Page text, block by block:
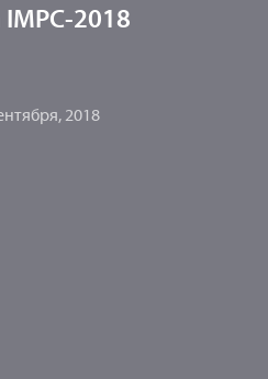
IMPC-2018
2018